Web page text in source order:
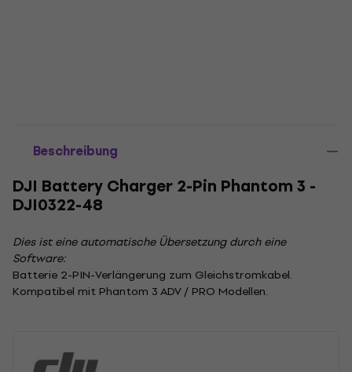
Beschreibung
DJI Battery Charger 2-Pin Phantom 3 -
DJI0322-48
Dies ist eine automatische Übersetzung durch eine
Software:
Batterie 2-PIN-Verlängerung zum Gleichstromkabel.
Kompatibel mit Phantom 3 ADV / PRO Modellen.